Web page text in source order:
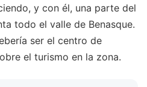
y con él, una parte del
todo el valle de Benasque.
ser el centro de
el turismo en la zona.